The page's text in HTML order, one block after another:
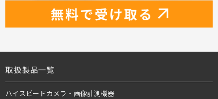
取扱製品一覧
ハイスピードカメラ・画像計測機器